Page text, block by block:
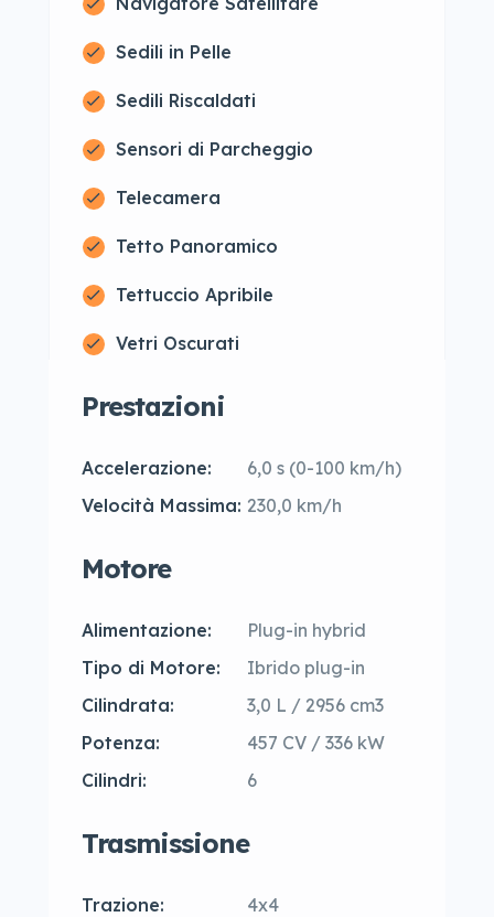
Sedili in Pelle
Sedili Riscaldati
Sensori di Parcheggio
Telecamera
Tetto Panoramico
Tettuccio Apribile
Vetri Oscurati
Prestazioni
Accelerazione:
6,0 s (0-100 km/h)
Velocità Massima: 230,0 km/h
Motore
Alimentazione:
Plug-in hybrid
Tipo di Motore:
Ibrido plug-in
Cilindrata:
3,0 L / 2956 cm3
Potenza:
457 CV / 336 kW
Cilindri:
6
Trasmissione
Trazione:
4x4